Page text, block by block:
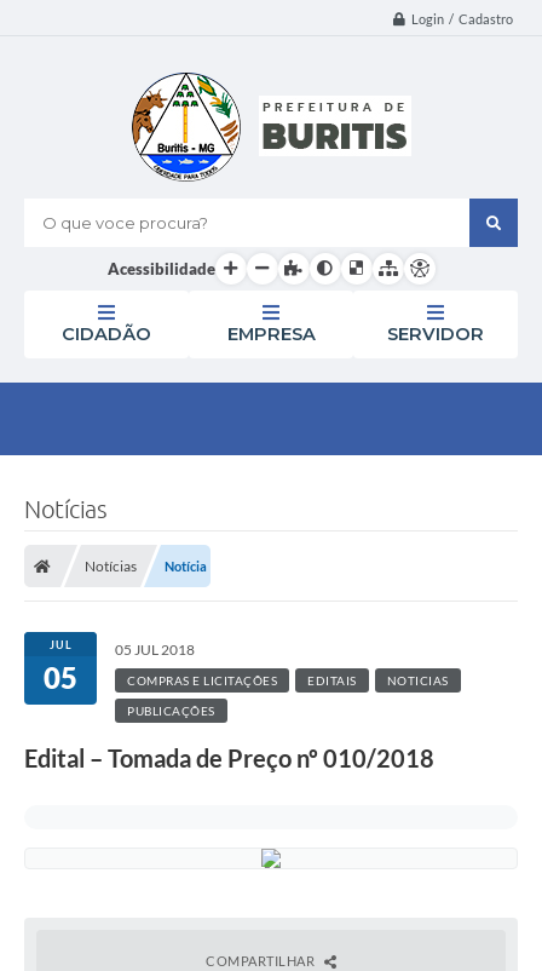
Login / Cadastro
O que voce procura?
Acessibilidade
CIDADÃO EMPRESA SERVIDOR
Notícias
Notícias Notícia
JUL
05
05 JUL 2018
COMPRAS E LICITAÇÕES EDITAIS NOTICIAS
PUBLICAÇÕES
Edital – Tomada de Preço nº 010/2018
COMPARTILHAR